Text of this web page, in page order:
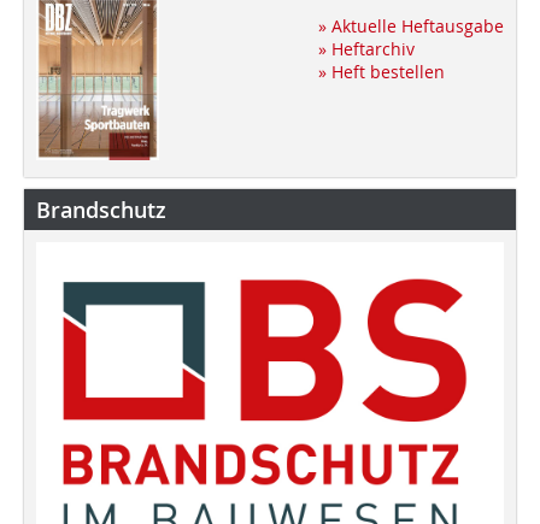
» Aktuelle Heftausgabe
» Heftarchiv
» Heft bestellen
Brandschutz